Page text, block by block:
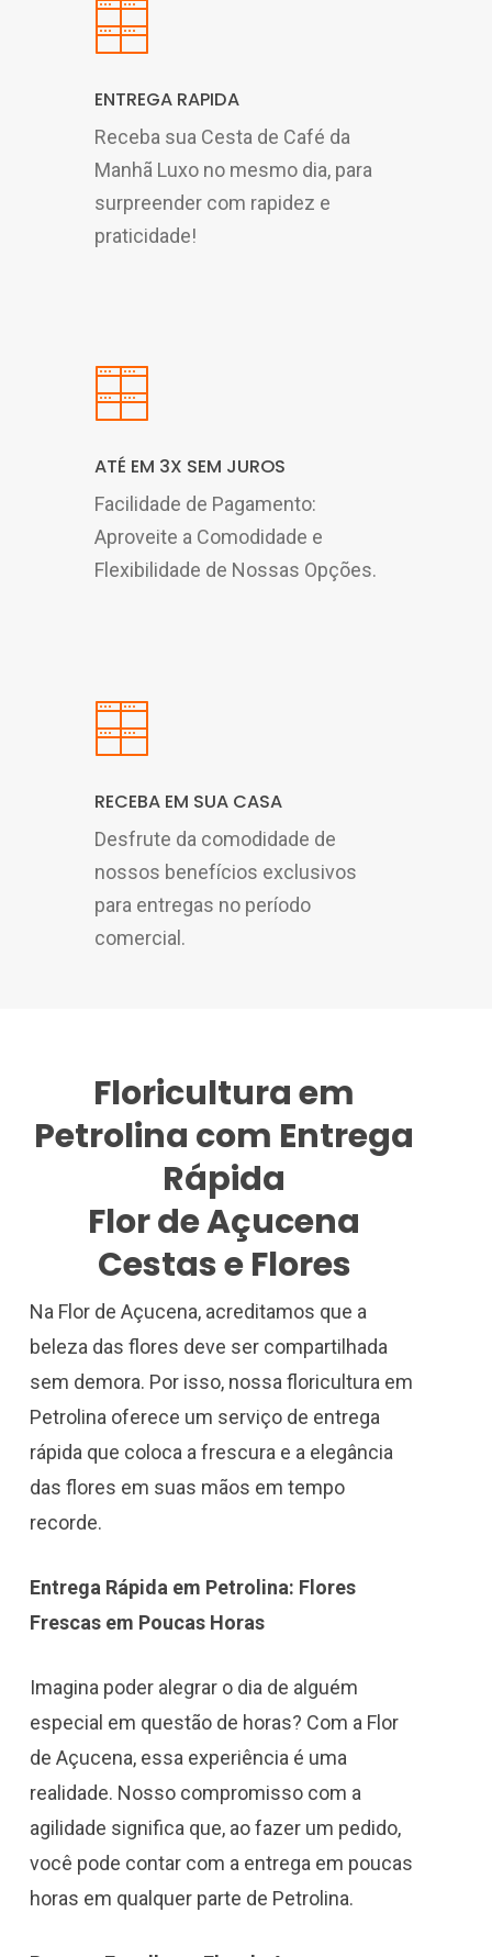
ENTREGA RAPIDA
Receba sua Cesta de Café da
Manhã Luxo no mesmo dia, para
surpreender com rapidez e
praticidade!
ATÉ EM 3X SEM JUROS
Facilidade de Pagamento:
Aproveite a Comodidade e
Flexibilidade de Nossas Opções.
RECEBA EM SUA CASA
Desfrute da comodidade de
nossos benefícios exclusivos
para entregas no período
comercial.
Floricultura em
Petrolina com Entrega
Rápida
Flor de Açucena
Cestas e Flores
Na Flor de Açucena, acreditamos que a
beleza das flores deve ser compartilhada
sem demora. Por isso, nossa floricultura em
Petrolina oferece um serviço de entrega
rápida que coloca a frescura e a elegância
das flores em suas mãos em tempo
recorde.
Entrega Rápida em Petrolina: Flores
Frescas em Poucas Horas
Imagina poder alegrar o dia de alguém
especial em questão de horas? Com a Flor
de Açucena, essa experiência é uma
realidade. Nosso compromisso com a
agilidade significa que, ao fazer um pedido,
você pode contar com a entrega em poucas
horas em qualquer parte de Petrolina.